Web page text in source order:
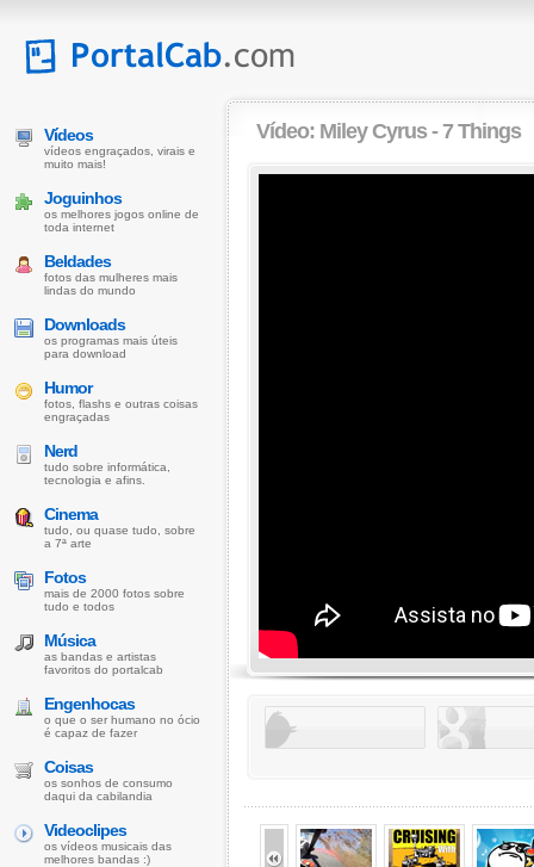
Vídeo: Miley Cyrus - 7 Things
Vídeos
vídeos engraçados, virais e
muito mais!
Joguinhos
os melhores jogos online de
toda internet
Beldades
fotos das mulheres mais
lindas do mundo
Downloads
os programas mais úteis
para download
Humor
fotos, flashs e outras coisas
engraçadas
Nerd
tudo sobre informática,
tecnologia e afins.
Cinema
tudo, ou quase tudo, sobre
a 7ª arte
Fotos
mais de 2000 fotos sobre
tudo e todos
Música
as bandas e artistas
favoritos do portalcab
Engenhocas
o que o ser humano no ócio
é capaz de fazer
Coisas
os sonhos de consumo
daqui da cabilandia
Videoclipes
os vídeos musicais das
melhores bandas :)